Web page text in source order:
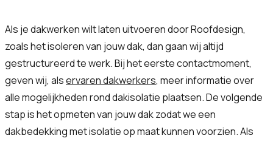
Als je dakwerken wilt laten uitvoeren door Roofdesign,
zoals het isoleren van jouw dak, dan gaan wij altijd
gestructureerd te werk. Bij het eerste contactmoment,
geven wij, alservaren dakwerkers, meer informatie over
alle mogelijkheden rond dakisolatie plaatsen. De volgende
stap is het opmeten van jouw dak zodat we een
dakbedekking met isolatie op maat kunnen voorzien. Als